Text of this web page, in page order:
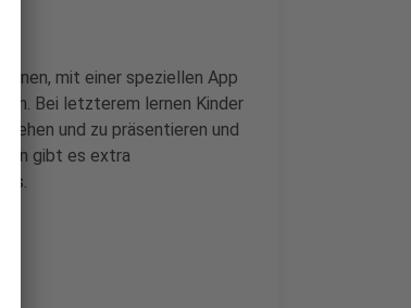
mit einer speziellen App
Bei letzterem lernen Kinder
und zu präsentieren und
gibt es extra